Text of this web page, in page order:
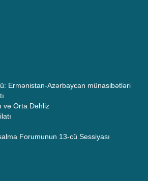
Ermənistan-Azərbaycan münasibətləri
və Orta Dəhliz
Forumunun 13-cü Sessiyası